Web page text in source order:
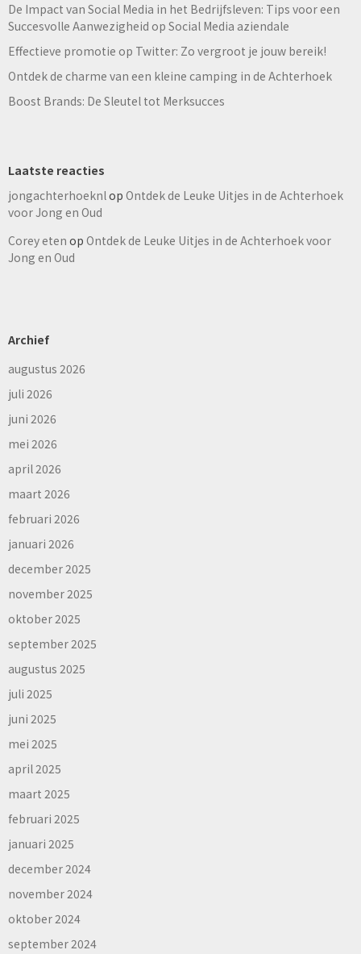
De Impact van Social Media in het Bedrijfsleven: Tips voor een
Succesvolle Aanwezigheid op Social Media aziendale
Effectieve promotie op Twitter: Zo vergroot je jouw bereik!
Ontdek de charme van een kleine camping in de Achterhoek
Boost Brands: De Sleutel tot Merksucces
Laatste reacties
jongachterhoeknlop Ontdek de Leuke Uitjes in de Achterhoek
voor Jong en Oud
Corey eten op Ontdek de Leuke Uitjes in de Achterhoek voor
Jong en Oud
Archief
augustus 2026
juli 2026
juni 2026
mei 2026
april 2026
maart 2026
februari 2026
januari 2026
december 2025
november 2025
oktober 2025
september 2025
augustus 2025
juli 2025
juni 2025
mei 2025
april 2025
maart 2025
februari 2025
januari 2025
december 2024
november 2024
oktober 2024
september 2024